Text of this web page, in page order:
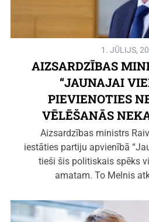
1. JŪLIJS,
AIZSARDZĪBAS
“JAUNAJAI
PIEVIENOTIES
VĒLĒŠANĀS
Aizsardzības ministrs
iestāties partiju apvienībā
tieši šis politiskais spēks
amatam. To Melnis